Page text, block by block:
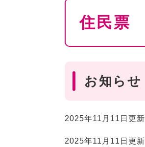
本
住民票
お知らせ
2025年11月11日更新
2025年11月11日更新